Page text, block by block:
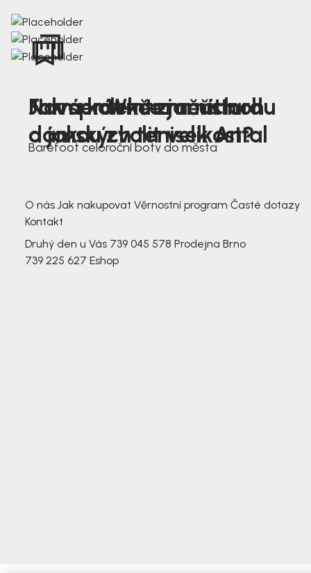
Nová kolekce jarních
dámských tenisek Antal
Jak správně změřit nohu
a jakou zvolit velikost?
Farmer Winter mustard
Barefoot celoroční boty do města
O nás Jak nakupovat Věrnostní program Časté dotazy
Kontakt
Druhý den u Vás 739 045 578 Prodejna Brno
739 225 627 Eshop